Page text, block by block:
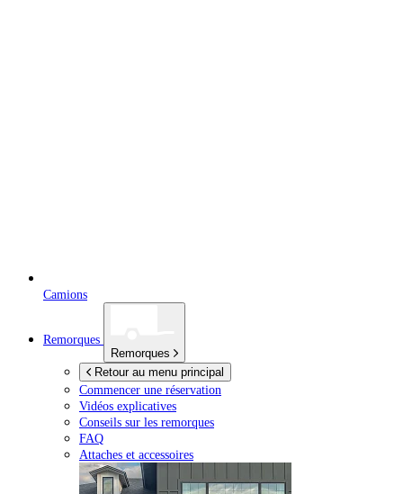
Camions
Remorques
Remorques
Retour au menu principal
Commencer une réservation
Vidéos explicatives
Conseils sur les remorques
FAQ
Attaches et accessoires